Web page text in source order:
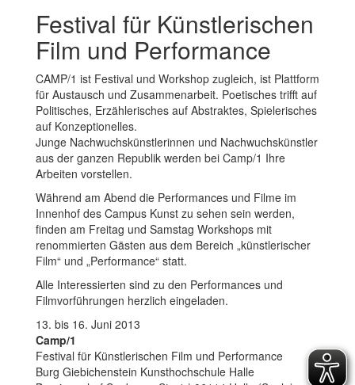
Festival für Künstlerischen
Film und Performance
CAMP/1 ist Festival und Workshop zugleich, ist Plattform
für Austausch und Zusammenarbeit. Poetisches trifft auf
Politisches, Erzählerisches auf Abstraktes, Spielerisches
auf Konzeptionelles.
Junge Nachwuchskünstlerinnen und Nachwuchskünstler
aus der ganzen Republik werden bei Camp/1 Ihre
Arbeiten vorstellen.
Während am Abend die Performances und Filme im
Innenhof des Campus Kunst zu sehen sein werden,
finden am Freitag und Samstag Workshops mit
renommierten Gästen aus dem Bereich „künstlerischer
Film“ und „Performance“ statt.
Alle Interessierten sind zu den Performances und
Filmvorführungen herzlich eingeladen.
13. bis 16. Juni 2013
Camp/1
Festival für Künstlerischen Film und Performance
Burg Giebichenstein Kunsthochschule Halle